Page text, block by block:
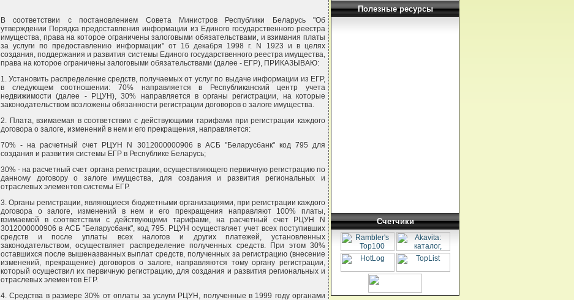
В соответствии с постановлением Совета Министров Республики Беларусь "Об
утверждении Порядка предоставления информации из Единого государственного реестра
имущества, права на которое ограничены залоговыми обязательствами, и взимания платы
за услуги по предоставлению информации" от 16 декабря 1998 г. N 1923 и в целях
создания, поддержания и развития системы Единого государственного реестра имущества,
права на которое ограничены залоговыми обязательствами (далее - ЕГР), ПРИКАЗЫВАЮ:
1. Установить распределение средств, получаемых от услуг по выдаче информации из ЕГР,
в следующем соотношении: 70% направляется в Республиканский центр учета
недвижимости (далее - РЦУН), 30% направляется в органы регистрации, на которые
законодательством возложены обязанности регистрации договоров о залоге имущества.
2. Плата, взимаемая в соответствии с действующими тарифами при регистрации каждого
договора о залоге, изменений в нем и его прекращения, направляется:
70% - на расчетный счет РЦУН N 3012000000906 в АСБ "Беларусбанк" код 795 для
создания и развития системы ЕГР в Республике Беларусь;
30% - на расчетный счет органа регистрации, осуществляющего первичную регистрацию по
данному договору о залоге имущества, для создания и развития региональных и
отраслевых элементов системы ЕГР.
3. Органы регистрации, являющиеся бюджетными организациями, при регистрации каждого
договора о залоге, изменений в нем и его прекращения направляют 100% платы,
взимаемой в соответствии с действующими тарифами, на расчетный счет РЦУН N
3012000000906 в АСБ "Беларусбанк", код 795. РЦУН осуществляет учет всех поступивших
средств и после уплаты всех налогов и других платежей, установленных
законодательством, осуществляет распределение полученных средств. При этом 30%
оставшихся после вышеназванных выплат средств, полученных за регистрацию (внесение
изменений, прекращение) договоров о залоге, направляются тому органу регистрации,
который осуществил их первичную регистрацию, для создания и развития региональных и
отраслевых элементов ЕГР.
4. Средства в размере 30% от оплаты за услуги РЦУН, полученные в 1999 году органами
Полезные ресурсы
Счетчики